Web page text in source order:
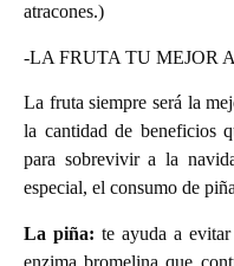
atracones.)
-LA FRUTA TU MEJOR
La fruta siempre será la
la cantidad de beneficios
para sobrevivir a la
especial, el consumo de
La piña: te ayuda a evitar
enzima bromelina que